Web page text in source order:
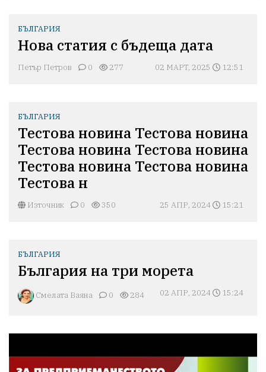
БЪЛГАРИЯ
Нова статия с бъдеща дата
Петър Петров 0 277 02 МАРТ, 2025 12:51
БЪЛГАРИЯ
Тестова новина Тестова новина
Тестова новина Тестова новина
Тестова новина Тестова новина
Тестова н
Източник 0 350 25 АПР, 2024 15:21
БЪЛГАРИЯ
България на три морета
Смелата Ваяна 0 284 02 АПР, 2024 15:24